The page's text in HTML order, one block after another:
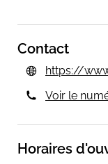
Contact
https://
Voir le
Horaires